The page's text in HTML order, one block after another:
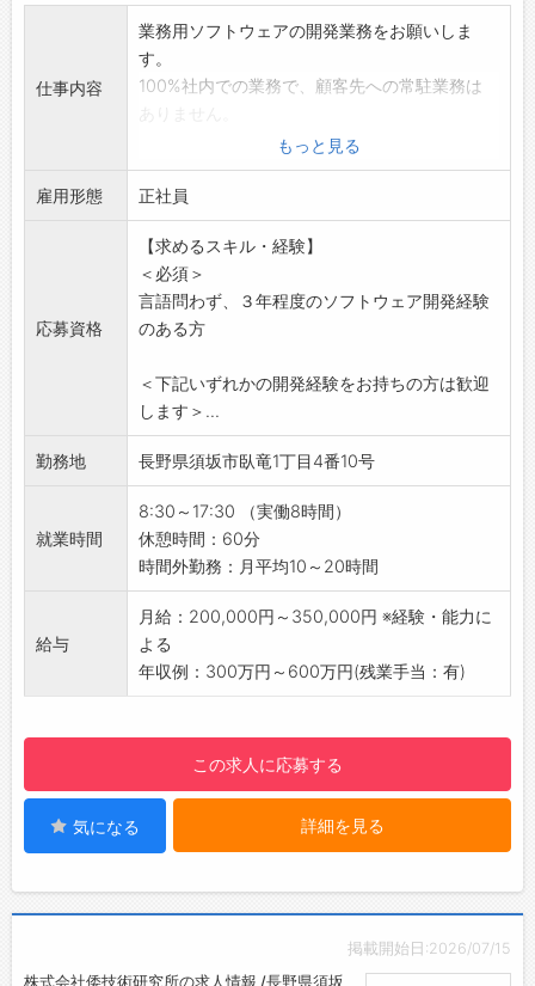
ぜひ一緒に会社を盛り上げていきましょう！
皆様からのご応募お待ちしております。
・経験を積みながら、将来的にはグループの管
理者候補として活躍いただくことも可能です。
【職場環境】
・相談しやすく馴染みやすい職場
【社内設備】
・コーヒー、ウォーターサーバーあり
・自動販売機あり
・個別ロッカー完備
・多目的休憩室あり
・仕出し弁当あり
【採用担当者より求職者の皆様へ】
はじめまして、株式会社Aizakiリクルートメン
トチームです。
この度は弊社求人をご覧いただき、誠にありが
とうございます！
当社は長野県須坂市内にある製造業の会社で
す。工作機械を使って精密金属部品の製造と通
信用・音響用のプラグジャックの製造販売を行
なっています。
会社HP：https://www.aizaki.co.jp/
会社の強みといたしまして、国家技能資格を有
する社員が多数在籍しており、様々な難形状部
品の加工や難削材の加工にも対応できます。
旋盤、平面研削盤、ワイヤー放電加工機等様々
管理システム「あいぷろ」によって品質・納
ため、無数にある受注にも無駄なく効率的に対
応できます。
ベトナムに10％子会社である「Aizaki Vietnam
Co.,Ltd」を保有しています。2015年に操業を
仕事内容
業務用ソフトウェアの開発業務をお願いしま
す。
100%社内での業務で、顧客先への常駐業務は
開発案件の要件定義～設計・製造・保守までの
各工程を担当していただきます。
【具体的には】
・長野県内の上場企業や国内大手メーカーの組
込みシステム、アプリケーション開発
・大手鉄道会社のシステム開発
・IoT技術を使用した自社製品開発プロジェクト
の推進など
協力して業務を進めていきます。
今までのご経験に応じて、担当案件を決定して
いきます。
【働く環境】
・基本的に1人1案件を担当します。
・残業も月10～20時間で、プライベートも充
実！
・拠点を須坂市に構えており、北信エリアメイ
ンで転勤なし！（出張あり）
・研修は基本OJTで行います。
・自社サービス開発にも力を入れて安定した経
営基盤を持つ！
・常駐型ではなく、社内で開発することを大切
にしています！
もっと見る
雇用形態 正社員
応募資格
【求めるスキル・経験】
＜必須＞
言語問わず、３年程度のソフトウェア開発経験
のある方
＜下記いずれかの開発経験をお持ちの方は歓迎
します＞...
勤務地 長野県須坂市臥竜1丁目4番10号
就業時間
8:30～17:30 （実働8時間）
休憩時間：60分
時間外勤務：月平均10～20時間
給与
月給：200,000円～350,000円 ※経験・能力に
よる
年収例：300万円～600万円(残業手当：有)
この求人に応募する
気になる 詳細を見る
掲載開始日:2026/07/15
株式会社倭技術研究所の求人情報 /長野県須坂